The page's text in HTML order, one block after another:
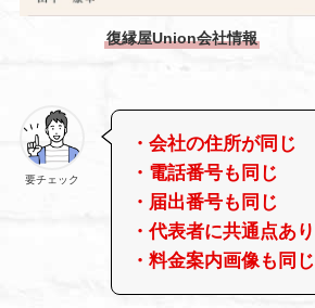
復縁屋Union会社情報
要チェック
・会社の住所が同じ
・電話番号も同じ
・届出番号も同じ
・代表者に共通点あり
・料金案内画像も同じ